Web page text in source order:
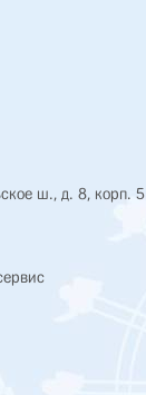
ш., д. 8, корп. 5